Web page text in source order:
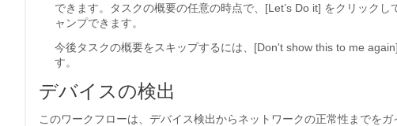
できます。タスクの概要の任意の時点で、[Let’s Do it] をクリック
ャンプできます。
今後タスクの概要をスキップするには、[Don't show this to me again]
す。
デバイスの検出
このワークフローは、デバイス検出からネットワークの正常性までをガ